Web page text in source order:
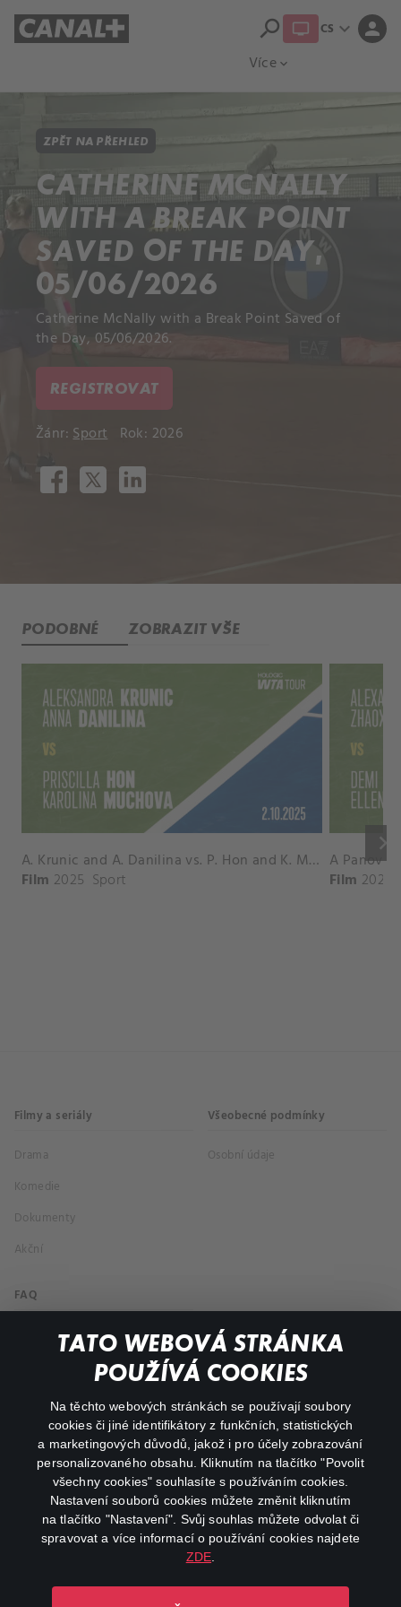
TATO WEBOVÁ STRÁNKA
POUŽÍVÁ COOKIES
Na těchto webových stránkách se používají soubory
cookies či jiné identifikátory z funkčních, statistických
a marketingových důvodů, jakož i pro účely zobrazování
personalizovaného obsahu. Kliknutím na tlačítko "Povolit
všechny cookies" souhlasíte s používáním cookies.
Nastavení souborů cookies můžete změnit kliknutím
na tlačítko "Nastavení". Svůj souhlas můžete odvolat či
spravovat a více informací o používání cookies najdete
ZDE
Více expand_more
search CS expand_more person
ZPĚT NA PŘEHLED
CATHERINE MCNALLY
WITH A BREAK POINT
SAVED OF THE DAY,
05/06/2026
Catherine McNally with a Break Point Saved of
the Day, 05/06/2026.
REGISTROVAT
Žánr:Sport Rok: 2026
PODOBNÉ ZOBRAZIT VŠE
keyboard_arrow_right
A. Krunic and A. Danilina vs. P. Hon and K. Muchova Match Highlights - BEIJING_Capital Group Diamond ( October 02, 2025)
Film 2025 Sport Film 2026
Filmy a seriály
Drama
Komedie
Dokumenty
Akční
Všeobecné podmínky
Osobní údaje
FAQ
Můj účet
Důležité odkazy
facebookinstagram
youtube